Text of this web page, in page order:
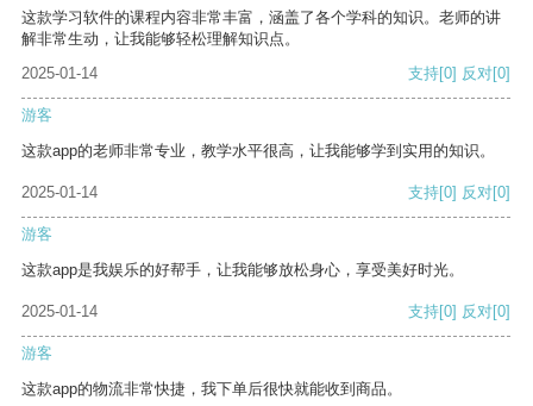
这款学习软件的课程内容非常丰富，涵盖了各个学科的知识。老师的讲
解非常生动，让我能够轻松理解知识点。
2025-01-14
支持[0] 反对[0]
游客
这款app的老师非常专业，教学水平很高，让我能够学到实用的知识。
2025-01-14 支持[0] 反对[0]
游客
这款app是我娱乐的好帮手，让我能够放松身心，享受美好时光。
2025-01-14 支持[0] 反对[0]
游客
这款app的物流非常快捷，我下单后很快就能收到商品。